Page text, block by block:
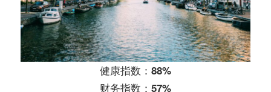
健康指数：88%
财务指数：57%